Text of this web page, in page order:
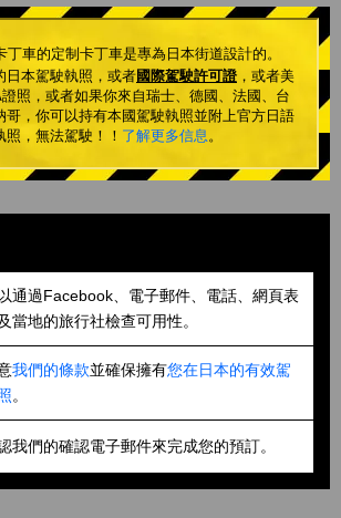
丁車的定制卡丁車是專為日本街道設計的。
日本駕駛執照，或者國際駕駛許可證 ，或者美
照，或者如果你來自瑞士、德國、法國、台
哥，你可以持有本國駕駛執照並附上官方日語
，無法駕駛！！ 了解更多信息。
通過Facebook、電子郵件、電話、網頁表
當地的旅行社檢查可用性。
我們的條款並確保擁有您在日本的有效駕
。
我們的確認電子郵件來完成您的預訂。